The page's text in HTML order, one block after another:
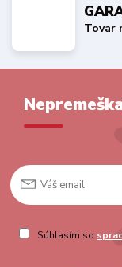
Tovar
Súhlasím so